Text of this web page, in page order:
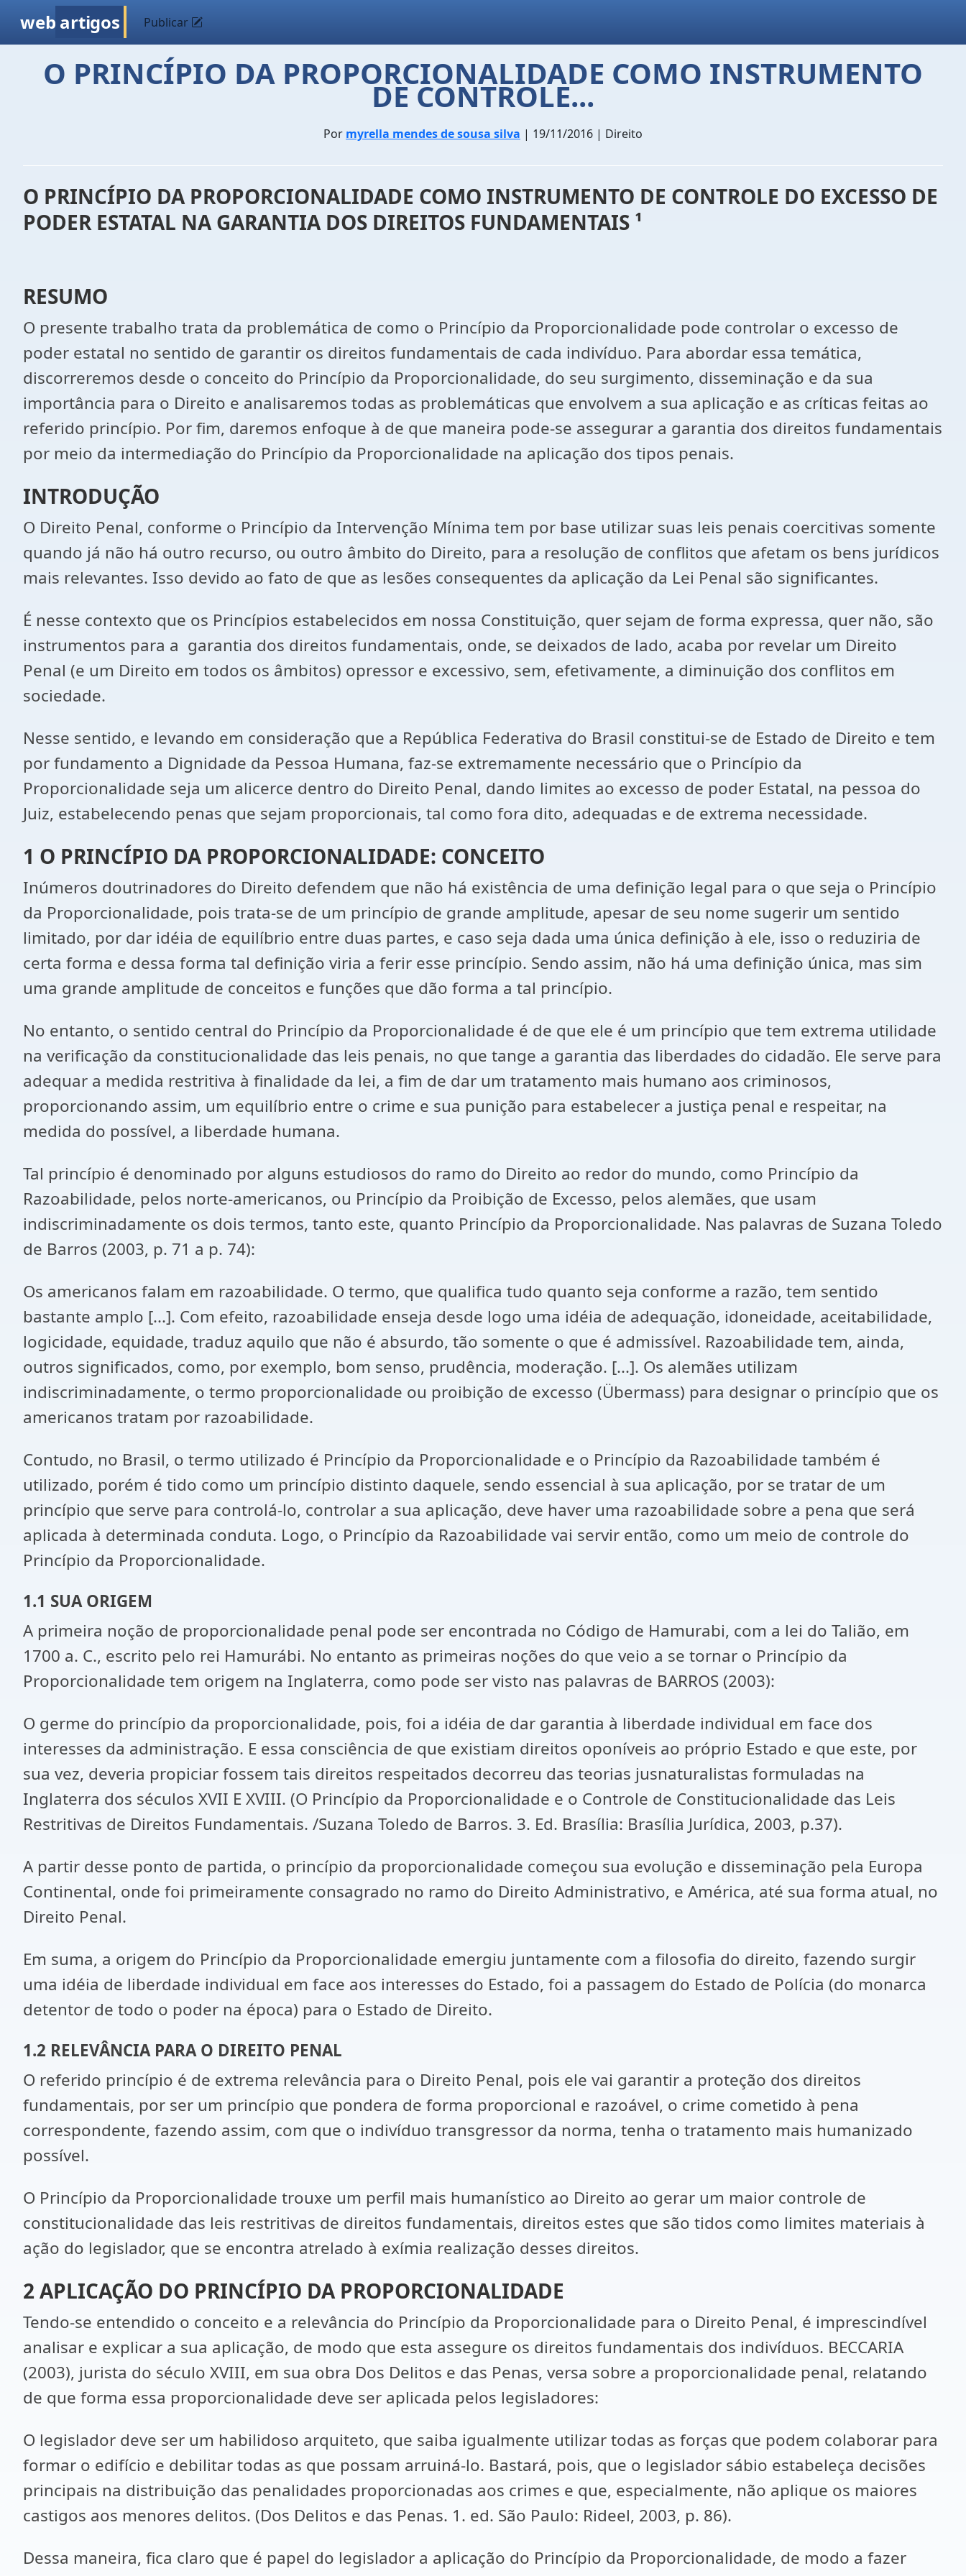
web artigos Publicar
O PRINCÍPIO DA PROPORCIONALIDADE COMO INSTRUMENTO
DE CONTROLE...
Por myrella mendes de sousa silva | 19/11/2016 | Direito
O PRINCÍPIO DA PROPORCIONALIDADE COMO INSTRUMENTO DE CONTROLE DO EXCESSO DE
PODER ESTATAL NA GARANTIA DOS DIREITOS FUNDAMENTAIS ¹
RESUMO
O presente trabalho trata da problemática de como o Princípio da Proporcionalidade pode controlar o excesso de
poder estatal no sentido de garantir os direitos fundamentais de cada indivíduo. Para abordar essa temática,
discorreremos desde o conceito do Princípio da Proporcionalidade, do seu surgimento, disseminação e da sua
importância para o Direito e analisaremos todas as problemáticas que envolvem a sua aplicação e as críticas feitas ao
referido princípio. Por fim, daremos enfoque à de que maneira pode-se assegurar a garantia dos direitos fundamentais
por meio da intermediação do Princípio da Proporcionalidade na aplicação dos tipos penais.
INTRODUÇÃO
O Direito Penal, conforme o Princípio da Intervenção Mínima tem por base utilizar suas leis penais coercitivas somente
quando já não há outro recurso, ou outro âmbito do Direito, para a resolução de conflitos que afetam os bens jurídicos
mais relevantes. Isso devido ao fato de que as lesões consequentes da aplicação da Lei Penal são significantes.
É nesse contexto que os Princípios estabelecidos em nossa Constituição, quer sejam de forma expressa, quer não, são
instrumentos para a garantia dos direitos fundamentais, onde, se deixados de lado, acaba por revelar um Direito
Penal (e um Direito em todos os âmbitos) opressor e excessivo, sem, efetivamente, a diminuição dos conflitos em
sociedade.
Nesse sentido, e levando em consideração que a República Federativa do Brasil constitui-se de Estado de Direito e tem
por fundamento a Dignidade da Pessoa Humana, faz-se extremamente necessário que o Princípio da
Proporcionalidade seja um alicerce dentro do Direito Penal, dando limites ao excesso de poder Estatal, na pessoa do
Juiz, estabelecendo penas que sejam proporcionais, tal como fora dito, adequadas e de extrema necessidade.
1 O PRINCÍPIO DA PROPORCIONALIDADE: CONCEITO
Inúmeros doutrinadores do Direito defendem que não há existência de uma definição legal para o que seja o Princípio
da Proporcionalidade, pois trata-se de um princípio de grande amplitude, apesar de seu nome sugerir um sentido
limitado, por dar idéia de equilíbrio entre duas partes, e caso seja dada uma única definição à ele, isso o reduziria de
certa forma e dessa forma tal definição viria a ferir esse princípio. Sendo assim, não há uma definição única, mas sim
uma grande amplitude de conceitos e funções que dão forma a tal princípio.
No entanto, o sentido central do Princípio da Proporcionalidade é de que ele é um princípio que tem extrema utilidade
na verificação da constitucionalidade das leis penais, no que tange a garantia das liberdades do cidadão. Ele serve para
adequar a medida restritiva à finalidade da lei, a fim de dar um tratamento mais humano aos criminosos,
proporcionando assim, um equilíbrio entre o crime e sua punição para estabelecer a justiça penal e respeitar, na
medida do possível, a liberdade humana.
Tal princípio é denominado por alguns estudiosos do ramo do Direito ao redor do mundo, como Princípio da
Razoabilidade, pelos norte-americanos, ou Princípio da Proibição de Excesso, pelos alemães, que usam
indiscriminadamente os dois termos, tanto este, quanto Princípio da Proporcionalidade. Nas palavras de Suzana Toledo
de Barros (2003, p. 71 a p. 74):
Os americanos falam em razoabilidade. O termo, que qualifica tudo quanto seja conforme a razão, tem sentido
bastante amplo [...]. Com efeito, razoabilidade enseja desde logo uma idéia de adequação, idoneidade, aceitabilidade,
logicidade, equidade, traduz aquilo que não é absurdo, tão somente o que é admissível. Razoabilidade tem, ainda,
outros significados, como, por exemplo, bom senso, prudência, moderação. [...]. Os alemães utilizam
indiscriminadamente, o termo proporcionalidade ou proibição de excesso (Übermass) para designar o princípio que os
americanos tratam por razoabilidade.
Contudo, no Brasil, o termo utilizado é Princípio da Proporcionalidade e o Princípio da Razoabilidade também é
utilizado, porém é tido como um princípio distinto daquele, sendo essencial à sua aplicação, por se tratar de um
princípio que serve para controlá-lo, controlar a sua aplicação, deve haver uma razoabilidade sobre a pena que será
aplicada à determinada conduta. Logo, o Princípio da Razoabilidade vai servir então, como um meio de controle do
Princípio da Proporcionalidade.
1.1 SUA ORIGEM
A primeira noção de proporcionalidade penal pode ser encontrada no Código de Hamurabi, com a lei do Talião, em
1700 a. C., escrito pelo rei Hamurábi. No entanto as primeiras noções do que veio a se tornar o Princípio da
Proporcionalidade tem origem na Inglaterra, como pode ser visto nas palavras de BARROS (2003):
O germe do princípio da proporcionalidade, pois, foi a idéia de dar garantia à liberdade individual em face dos
interesses da administração. E essa consciência de que existiam direitos oponíveis ao próprio Estado e que este, por
sua vez, deveria propiciar fossem tais direitos respeitados decorreu das teorias jusnaturalistas formuladas na
Inglaterra dos séculos XVII E XVIII. (O Princípio da Proporcionalidade e o Controle de Constitucionalidade das Leis
Restritivas de Direitos Fundamentais. /Suzana Toledo de Barros. 3. Ed. Brasília: Brasília Jurídica, 2003, p.37).
A partir desse ponto de partida, o princípio da proporcionalidade começou sua evolução e disseminação pela Europa
Continental, onde foi primeiramente consagrado no ramo do Direito Administrativo, e América, até sua forma atual, no
Direito Penal.
Em suma, a origem do Princípio da Proporcionalidade emergiu juntamente com a filosofia do direito, fazendo surgir
uma idéia de liberdade individual em face aos interesses do Estado, foi a passagem do Estado de Polícia (do monarca
detentor de todo o poder na época) para o Estado de Direito.
1.2 RELEVÂNCIA PARA O DIREITO PENAL
O referido princípio é de extrema relevância para o Direito Penal, pois ele vai garantir a proteção dos direitos
fundamentais, por ser um princípio que pondera de forma proporcional e razoável, o crime cometido à pena
correspondente, fazendo assim, com que o indivíduo transgressor da norma, tenha o tratamento mais humanizado
possível.
O Princípio da Proporcionalidade trouxe um perfil mais humanístico ao Direito ao gerar um maior controle de
constitucionalidade das leis restritivas de direitos fundamentais, direitos estes que são tidos como limites materiais à
ação do legislador, que se encontra atrelado à exímia realização desses direitos.
2 APLICAÇÃO DO PRINCÍPIO DA PROPORCIONALIDADE
Tendo-se entendido o conceito e a relevância do Princípio da Proporcionalidade para o Direito Penal, é imprescindível
analisar e explicar a sua aplicação, de modo que esta assegure os direitos fundamentais dos indivíduos. BECCARIA
(2003), jurista do século XVIII, em sua obra Dos Delitos e das Penas, versa sobre a proporcionalidade penal, relatando
de que forma essa proporcionalidade deve ser aplicada pelos legisladores:
O legislador deve ser um habilidoso arquiteto, que saiba igualmente utilizar todas as forças que podem colaborar para
formar o edifício e debilitar todas as que possam arruiná-lo. Bastará, pois, que o legislador sábio estabeleça decisões
principais na distribuição das penalidades proporcionadas aos crimes e que, especialmente, não aplique os maiores
castigos aos menores delitos. (Dos Delitos e das Penas. 1. ed. São Paulo: Rideel, 2003, p. 86).
Dessa maneira, fica claro que é papel do legislador a aplicação do Princípio da Proporcionalidade, de modo a fazer